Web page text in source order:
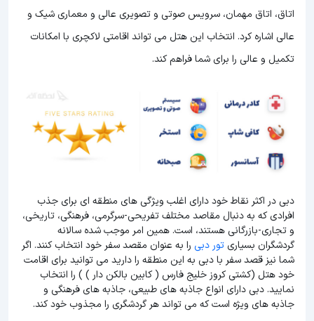
اتاق، اتاق مهمان، سرویس صوتی و تصویری عالی و معماری شیک و
عالی اشاره کرد. انتخاب این هتل می تواند اقامتی لاکچری با امکانات
تکمیل و عالی را برای شما فراهم کند.
دبی در اکثر نقاط خود دارای اغلب ویژگی های منطقه ای برای جذب
افرادی که به دنبال مقاصد مختلف تفریحی-سرگرمی، فرهنگی، تاریخی،
و تجاری-بازرگانی هستند، است. همین امر موجب شده سالانه
گردشگران بسیاریتور دبی را به عنوان مقصد سفر خود انتخاب کنند. اگر
شما نیز قصد سفر با دبی به این منطقه را دارید می توانید برای اقامت
خود هتل (کشتی کروز خلیج فارس ( کابین بالکن دار ) ) را انتخاب
نمایید. دبی دارای انواع جاذبه های طبیعی، جاذبه های فرهنگی و
جاذبه های ویژه است که می تواند هر گردشگری را مجذوب خود کند.